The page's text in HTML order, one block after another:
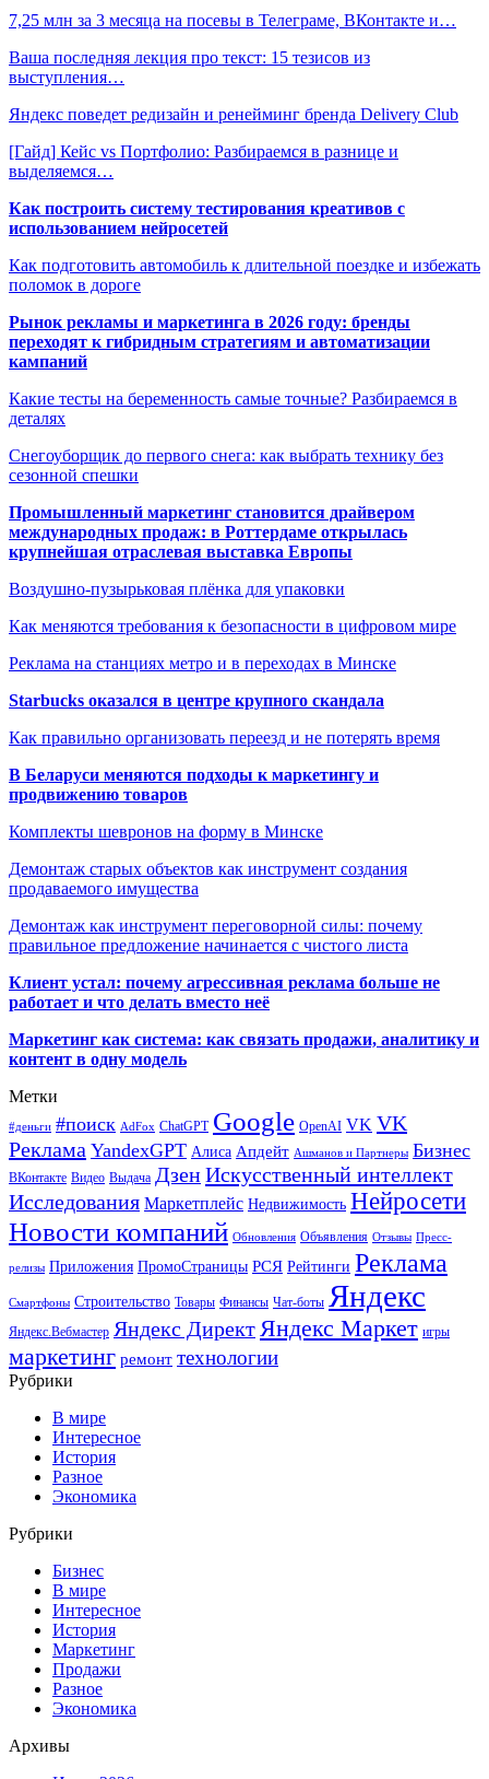
7,25 млн за 3 месяца на посевы в Телеграме, ВКонтакте и…
Ваша последняя лекция про текст: 15 тезисов из
выступления…
Яндекс поведет редизайн и ренейминг бренда Delivery Club
[Гайд] Кейс vs Портфолио: Разбираемся в разнице и
выделяемся…
Как построить систему тестирования креативов с
использованием нейросетей
Как подготовить автомобиль к длительной поездке и избежать
поломок в дороге
Рынок рекламы и маркетинга в 2026 году: бренды
переходят к гибридным стратегиям и автоматизации
кампаний
Какие тесты на беременность самые точные? Разбираемся в
деталях
Снегоуборщик до первого снега: как выбрать технику без
сезонной спешки
Промышленный маркетинг становится драйвером
международных продаж: в Роттердаме открылась
крупнейшая отраслевая выставка Европы
Воздушно-пузырьковая плёнка для упаковки
Как меняются требования к безопасности в цифровом мире
Реклама на станциях метро и в переходах в Минске
Starbucks оказался в центре крупного скандала
Как правильно организовать переезд и не потерять время
В Беларуси меняются подходы к маркетингу и
продвижению товаров
Комплекты шевронов на форму в Минске
Демонтаж старых объектов как инструмент создания
продаваемого имущества
Демонтаж как инструмент переговорной силы: почему
правильное предложение начинается с чистого листа
Клиент устал: почему агрессивная реклама больше не
работает и что делать вместо неё
Маркетинг как система: как связать продажи, аналитику и
контент в одну модель
Метки
#деньги #поиск AdFox ChatGPT Google OpenAI VK VK
Реклама YandexGPT Алиса Апдейт Ашманов и Партнеры Бизнес
ВКонтакте Видео Выдача ДзенИскусственный интеллект
Исследования Маркетплейс Недвижимость Нейросети
Новости компаний Обновления Объявления Отзывы Пресс-
релизы Приложения ПромоСтраницы РСЯ Рейтинги Реклама
Смартфоны Строительство Товары Финансы Чат-боты Яндекс
Яндекс.Вебмастер Яндекс Директ Яндекс Маркет игры
маркетинг ремонт технологии
Рубрики
В мире
Интересное
История
Разное
Экономика
Рубрики
Бизнес
В мире
Интересное
История
Маркетинг
Продажи
Разное
Экономика
Архивы